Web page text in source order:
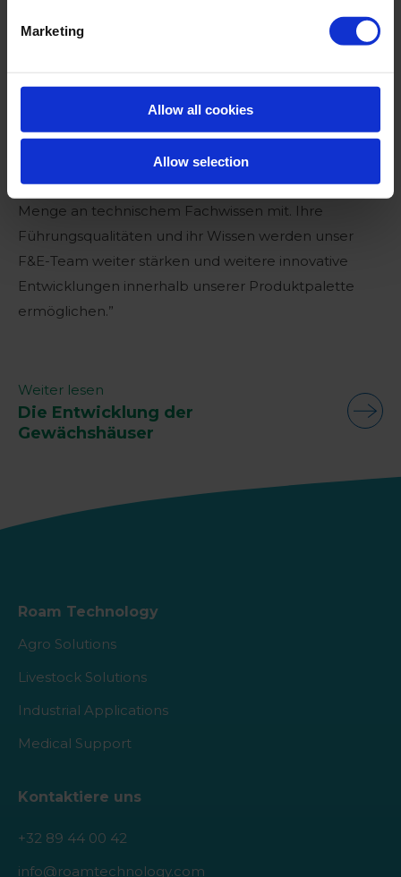
Marketing
Allow all cookies
Allow selection
sicherstellt, dass wir unsere Teams, Partner und
sind.
Filip Smaers, Technical & Operations Director, sagte:
“Dr. Staes ist eine fantastische Ergänzung für die
Roam Technology Familie und bringt eine große
Menge an technischem Fachwissen mit. Ihre
Führungsqualitäten und ihr Wissen werden unser
F&E-Team weiter stärken und weitere innovative
Entwicklungen innerhalb unserer Produktpalette
ermöglichen.”
Weiter lesen
Die Entwicklung der
Gewächshäuser
Roam Technology
Agro Solutions
Livestock Solutions
Industrial Applications
Medical Support
Kontaktiere uns
+32 89 44 00 42
info@roamtechnology.com